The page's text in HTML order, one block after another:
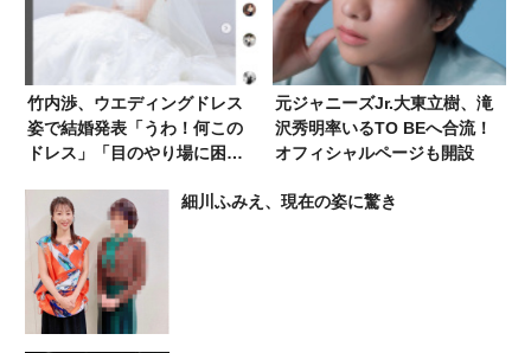
竹内渉、ウエディングドレス
姿で結婚発表「うわ！何この
ドレス」「目のやり場に困
元ジャニーズJr.大東立樹、滝
沢秀明率いるTO BEへ合流！
オフィシャルページも開設
細川ふみえ、現在の姿に驚き